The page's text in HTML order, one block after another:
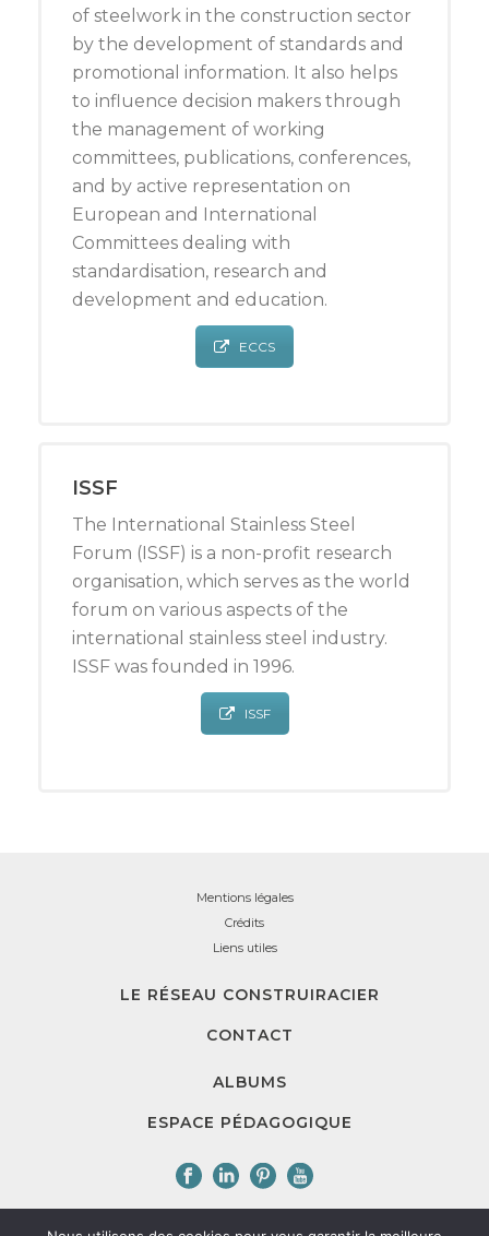
of steelwork in the construction sector
by the development of standards and
promotional information. It also helps
to influence decision makers through
the management of working
committees, publications, conferences,
and by active representation on
European and International
Committees dealing with
standardisation, research and
development and education.
ECCS
ISSF
The International Stainless Steel
Forum (ISSF) is a non-profit research
organisation, which serves as the world
forum on various aspects of the
international stainless steel industry.
ISSF was founded in 1996.
ISSF
Mentions légales
Crédits
Liens utiles
LE RÉSEAU CONSTRUIRACIER
CONTACT
ALBUMS
ESPACE PÉDAGOGIQUE